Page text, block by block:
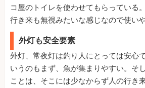
コ屋のトイレを使わせてもらっている
行き来も無視みたいな感じなので使い
外灯も安全要素
外灯、常夜灯は釣り人にとっては安心
いうのもまず、魚が集まりやすい。そ
ことは、そこには少なからず人の行き